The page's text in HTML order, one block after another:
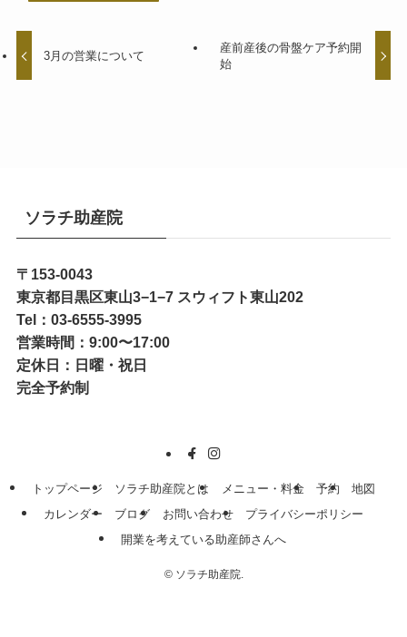
3月の営業について
産前産後の骨盤ケア予約開
始
ソラチ助産院
〒153-0043
東京都目黒区東山3−1−7 スウィフト東山202
Tel：03-6555-3995
営業時間：9:00〜17:00
定休日：日曜・祝日
完全予約制
トップページ ソラチ助産院とは メニュー・料金 予約
地図
カレンダー
ブログ お問い合わせ
プライバシーポリシー
開業を考えている助産師さんへ
©ソラチ助産院.